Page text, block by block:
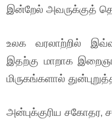
இன்றேல் அவருக்குத்
உலக வரலாற்றில்
இதற்கு மாறாக
மிருகங்களால்
அன்புக்குரிய சகோதர,